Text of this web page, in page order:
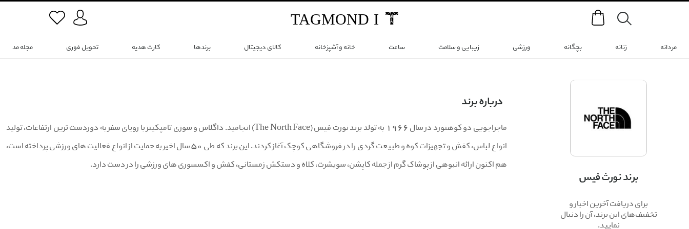
Search
TAGMOND I
مردانه زنانه بچگانه ورزشی زیبایی و سلامت ساعت خانه و آشپزخانه کالای دیجیتال برندها کارت هدیه تحویل فوری مجله مد
برند نورث فیس
برای دریافت آخرین اخبار و
تخفیف‌های این برند، آن را دنبال
نمایید.
درباره برند
ماجراجویی دو کوهنورد در سال 1966 به تولد برند نورث فیس (The North Face) انجامید. داگلاس و سوزی تامپکینز با رویای سفر به دوردست ترین ارتفاعات، تولید
انواع لباس، کفش و تجهیزات کوه و طبیعت گردی را در فروشگاهی کوچک آغاز کردند. این برند که طی 50 سال اخیر به حمایت از انواع فعالیت های ورزشی پرداخته است،
هم اکنون ارائه انبوهی از پوشاک گرم از جمله کاپشن، سویشرت، کلاه و دستکش زمستانی، کفش و اکسسوری های ورزشی را در دست دارد.